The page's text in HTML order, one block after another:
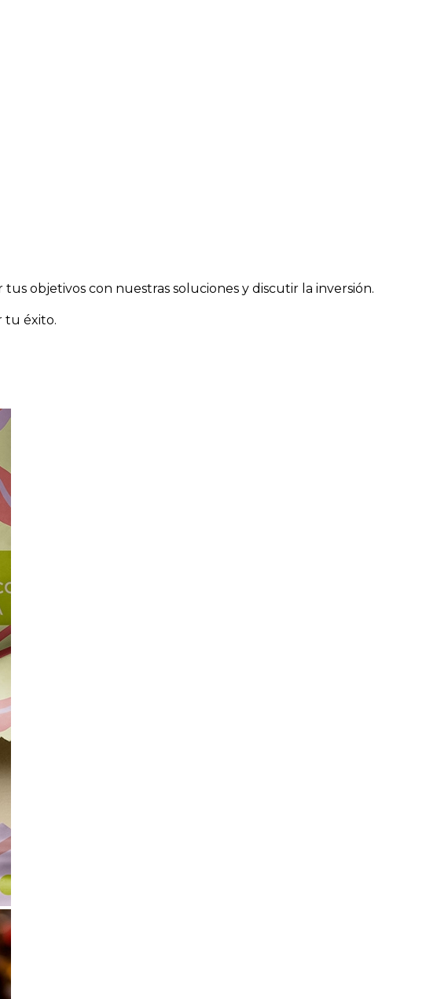
objetivos con nuestras soluciones y discutir la inversión.
tu éxito.